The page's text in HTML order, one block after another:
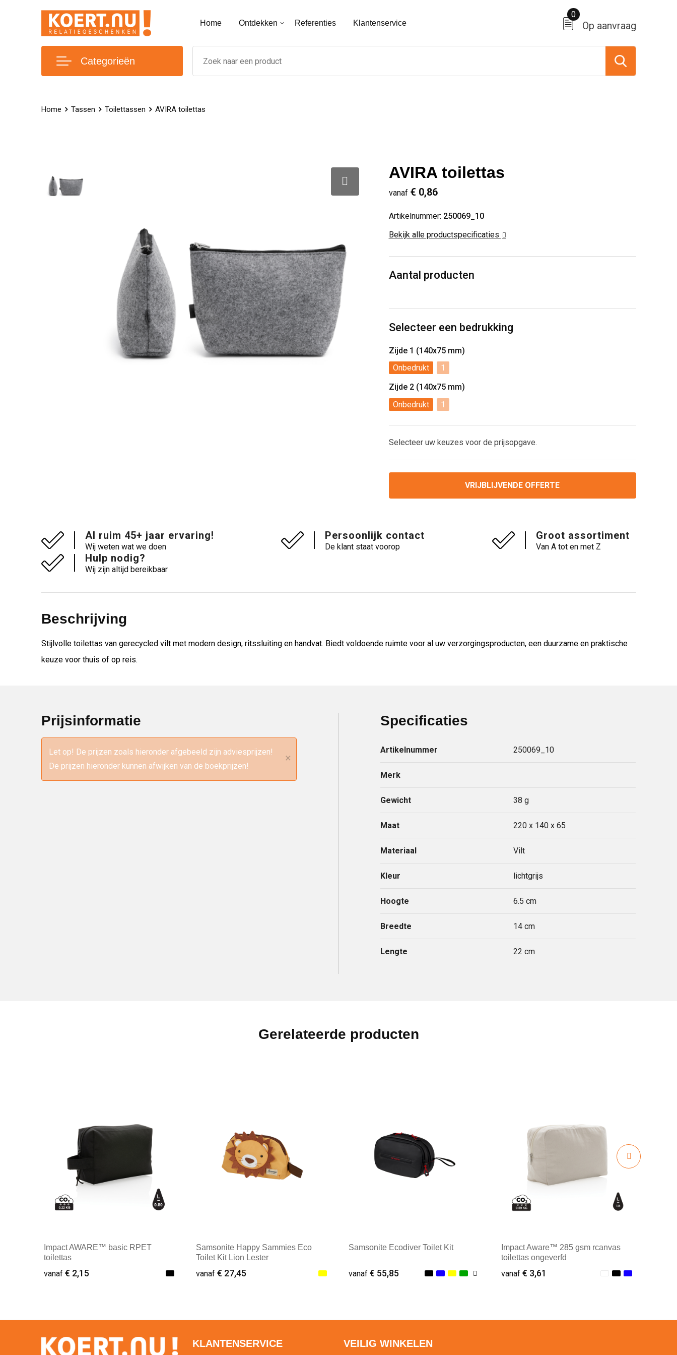
Home Ontdekken Referenties Klantenservice Op aanvraag
0
Categorieën
Home Tassen Toilettassen AVIRA toilettas
AVIRA toilettas
vanaf € 0,86
Artikelnummer: 250069_10
Bekijk alle productspecificaties
Aantal producten
Selecteer een bedrukking
Zijde 1 (140x75 mm)
Onbedrukt
1
Zijde 2 (140x75 mm)
Onbedrukt
1
Selecteer uw keuzes voor de prijsopgave.
VRIJBLIJVENDE OFFERTE
Al ruim 45+ jaar ervaring!
Wij weten wat we doen
Persoonlijk contact
De klant staat voorop
Groot assortiment
Van A tot en met Z
Hulp nodig?
Wij zijn altijd bereikbaar
Beschrijving
Stijlvolle toilettas van gerecycled vilt met modern design, ritssluiting en handvat. Biedt voldoende ruimte voor al uw verzorgingsproducten, een duurzame en praktische
keuze voor thuis of op reis.
Prijsinformatie
Let op! De prijzen zoals hieronder afgebeeld zijn adviesprijzen!
De prijzen hieronder kunnen afwijken van de boekprijzen!
×
Specificaties
Artikelnummer 250069_10
Merk
Gewicht 38 g
Maat 220 x 140 x 65
Materiaal Vilt
Kleur lichtgrijs
Hoogte 6.5 cm
Breedte 14 cm
Lengte 22 cm
Gerelateerde producten
Impact AWARE™ basic RPET
toilettas
vanaf € 2,15
Samsonite Happy Sammies Eco
Toilet Kit Lion Lester
vanaf€ 27,45
Samsonite Ecodiver Toilet Kit
vanaf € 55,85
Impact Aware™ 285 gsm rcanvas
toilettas ongeverfd
vanaf € 3,61
KLANTENSERVICE VEILIG WINKELEN